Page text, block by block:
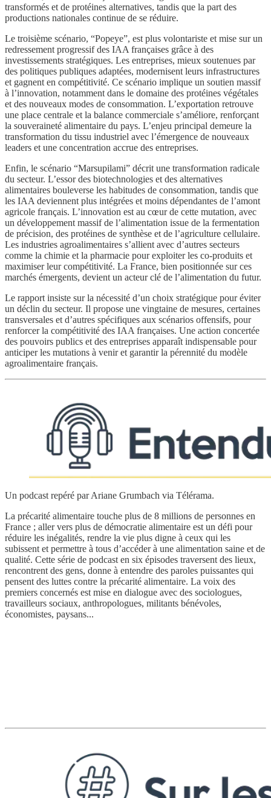
transformés et de protéines alternatives, tandis que la part des
productions nationales continue de se réduire.
Le troisième scénario, “Popeye”, est plus volontariste et mise sur un
redressement progressif des IAA françaises grâce à des
investissements stratégiques. Les entreprises, mieux soutenues par
des politiques publiques adaptées, modernisent leurs infrastructures
et gagnent en compétitivité. Ce scénario implique un soutien massif
à l’innovation, notamment dans le domaine des protéines végétales
et des nouveaux modes de consommation. L’exportation retrouve
une place centrale et la balance commerciale s’améliore, renforçant
la souveraineté alimentaire du pays. L’enjeu principal demeure la
transformation du tissu industriel avec l’émergence de nouveaux
leaders et une concentration accrue des entreprises.
Enfin, le scénario “Marsupilami” décrit une transformation radicale
du secteur. L’essor des biotechnologies et des alternatives
alimentaires bouleverse les habitudes de consommation, tandis que
les IAA deviennent plus intégrées et moins dépendantes de l’amont
agricole français. L’innovation est au cœur de cette mutation, avec
un développement massif de l’alimentation issue de la fermentation
de précision, des protéines de synthèse et de l’agriculture cellulaire.
Les industries agroalimentaires s’allient avec d’autres secteurs
comme la chimie et la pharmacie pour exploiter les co-produits et
maximiser leur compétitivité. La France, bien positionnée sur ces
marchés émergents, devient un acteur clé de l’alimentation du futur.
Le rapport insiste sur la nécessité d’un choix stratégique pour éviter
un déclin du secteur. Il propose une vingtaine de mesures, certaines
transversales et d’autres spécifiques aux scénarios offensifs, pour
renforcer la compétitivité des IAA françaises. Une action concertée
des pouvoirs publics et des entreprises apparaît indispensable pour
anticiper les mutations à venir et garantir la pérennité du modèle
agroalimentaire français.
Un podcast repéré par Ariane Grumbach via Télérama.
La précarité alimentaire touche plus de 8 millions de personnes en
France ; aller vers plus de démocratie alimentaire est un défi pour
réduire les inégalités, rendre la vie plus digne à ceux qui les
subissent et permettre à tous d’accéder à une alimentation saine et de
qualité. Cette série de podcast en six épisodes traversent des lieux,
rencontrent des gens, donne à entendre des paroles puissantes qui
pensent des luttes contre la précarité alimentaire. La voix des
premiers concernés est mise en dialogue avec des sociologues,
travailleurs sociaux, anthropologues, militants bénévoles,
économistes, paysans...